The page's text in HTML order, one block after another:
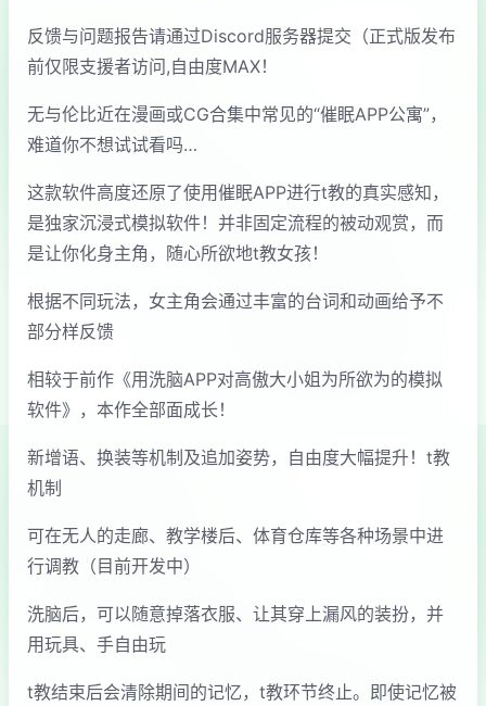
反馈与问题报告请通过Discord服务器提交（正式版发布
前仅限支援者访问,自由度MAX！
无与伦比近在漫画或CG合集中常见的“催眠APP公寓”，
难道你不想试试看吗…
这款软件高度还原了使用催眠APP进行t教的真实感知，
是独家沉浸式模拟软件！并非固定流程的被动观赏，而
是让你化身主角，随心所欲地t教女孩！
根据不同玩法，女主角会通过丰富的台词和动画给予不
部分样反馈
相较于前作《用洗脑APP对高傲大小姐为所欲为的模拟
软件》，本作全部面成长！
新增语、换装等机制及追加姿势，自由度大幅提升！t教
机制
可在无人的走廊、教学楼后、体育仓库等各种场景中进
行调教（目前开发中）
洗脑后，可以随意掉落衣服、让其穿上漏风的装扮，并
用玩具、手自由玩
t教结束后会清除期间的记忆，t教环节终止。即使记忆被